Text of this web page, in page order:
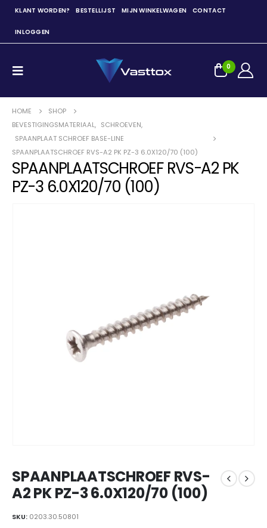
KLANT WORDEN? BESTELLIJST MIJN WINKELWAGEN CONTACT
INLOGGEN
0
HOME
SHOP
BEVESTIGINGSMATERIAAL, SCHROEVEN,
SPAANPLAAT SCHROEF BASE-LINE
SPAANPLAATSCHROEF RVS-A2 PK PZ-3 6.0X120/70 (100)
SPAANPLAATSCHROEF RVS-A2 PK
PZ-3 6.0X120/70 (100)
SPAANPLAATSCHROEF RVS-
A2 PK PZ-3 6.0X120/70 (100)
SKU: 0203.30.50801